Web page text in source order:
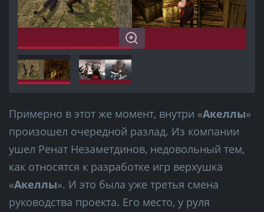
Примерно в этот же момент, внутри «Акеллы»
произошел очередной разлад. Из компании
ушел Ренат Незаметдинов, недовольный тем,
как относятся к разработке игр верхушка
«Акеллы». И это была уже третья смена
руководства проекта. Его место, у руля